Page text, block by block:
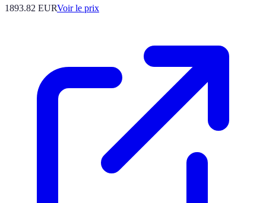
1893.82 EURVoir le prix